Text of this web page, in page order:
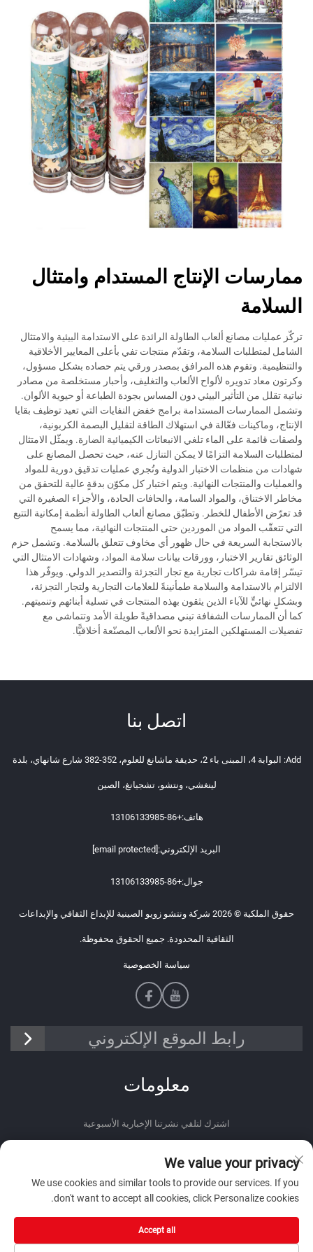
ممارسات الإنتاج المستدام وامتثال
السلامة
تركّز عمليات مصانع ألعاب الطاولة الرائدة على الاستدامة البيئية والامتثال
الشامل لمتطلبات السلامة، وتقدّم منتجات تفي بأعلى المعايير الأخلاقية
والتنظيمية. وتقوم هذه المرافق بمصدر ورقي يتم حصاده بشكل مسؤول،
وكرتون معاد تدويره لألواح الألعاب والتغليف، وأحبار مستخلصة من مصادر
نباتية تقلل من التأثير البيئي دون المساس بجودة الطباعة أو حيوية الألوان.
وتشمل الممارسات المستدامة برامج خفض النفايات التي تعيد توظيف بقايا
الإنتاج، وماكينات فعّالة في استهلاك الطاقة لتقليل البصمة الكربونية،
ولصقات قائمة على الماء تلغي الانبعاثات الكيميائية الضارة. ويمثّل الامتثال
لمتطلبات السلامة التزامًا لا يمكن التنازل عنه، حيث تحصل المصانع على
شهادات من منظمات الاختبار الدولية وتُجري عمليات تدقيق دورية للمواد
والعمليات والمنتجات النهائية. ويتم اختبار كل مكوّن بدقةٍ عالية للتحقق من
مخاطر الاختناق، والمواد السامة، والحافات الحادة، والأجزاء الصغيرة التي
قد تعرّض الأطفال للخطر. وتطبّق مصانع ألعاب الطاولة أنظمة إمكانية التتبع
التي تتعقّب المواد من الموردين حتى المنتجات النهائية، مما يسمح
بالاستجابة السريعة في حال ظهور أي مخاوف تتعلق بالسلامة. وتشمل حزم
الوثائق تقارير الاختبار، وورقات بيانات سلامة المواد، وشهادات الامتثال التي
تيسّر إقامة شراكات تجارية مع تجار التجزئة والتصدير الدولي. ويوفّر هذا
الالتزام بالاستدامة والسلامة طمأنينةً للعلامات التجارية ولتجار التجزئة،
وبشكلٍ نهائيٍّ للآباء الذين يثقون بهذه المنتجات في تسلية أبنائهم وتنميتهم.
كما أن الممارسات الشفافة تبني مصداقيةً طويلة الأمد وتتماشى مع
تفضيلات المستهلكين المتزايدة نحو الألعاب المصنّعة أخلاقيًّا.
اتصل بنا
Add: البوابة 4، المبنى باء 2، حديقة ماشانغ للعلوم، 352-382 شارع شانهاي، بلدة
لينغشي، ونتشو، تشجيانغ، الصين
هاتف:+86-13106133985
البريد الإلكتروني:
جوال:+86-13106133985
حقوق الملكية © 2026 شركة ونتشو زويو الصينية للإبداع الثقافي والإبداعات
الثقافية المحدودة. جميع الحقوق محفوظة.
سياسة الخصوصية
رابط الموقع الإلكتروني
معلومات
اشترك لتلقي نشرتنا الإخبارية الأسبوعية
أرسل
We value your privacy
We use cookies and similar tools to provide our services. If you
don't want to accept all cookies, click Personalize cookies.
Accept all